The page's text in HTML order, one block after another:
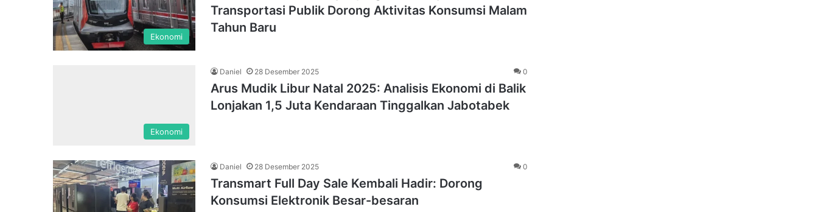
Ekonomi
Transportasi Publik Dorong Aktivitas Konsumsi Malam
Tahun Baru
Ekonomi
Daniel 28 Desember 2025 0
Arus Mudik Libur Natal 2025: Analisis Ekonomi di Balik
Lonjakan 1,5 Juta Kendaraan Tinggalkan Jabotabek
Daniel 28 Desember 2025 0
Transmart Full Day Sale Kembali Hadir: Dorong
Konsumsi Elektronik Besar-besaran